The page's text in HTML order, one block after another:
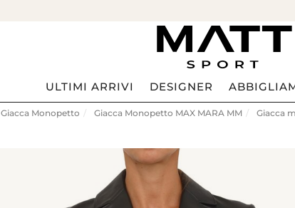
ULTIMI ARRIVI DESIGNER
Giacca Monopetto Giacca Monopetto MAX MARA MM Giacca